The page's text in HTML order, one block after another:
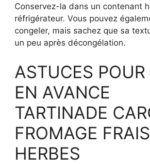
Conservez-la dans un contenant
réfrigérateur. Vous pouvez
congeler, mais sachez que sa
un peu après décongélation.
ASTUCES POUR
EN AVANCE
TARTINADE
FROMAGE
HERBES